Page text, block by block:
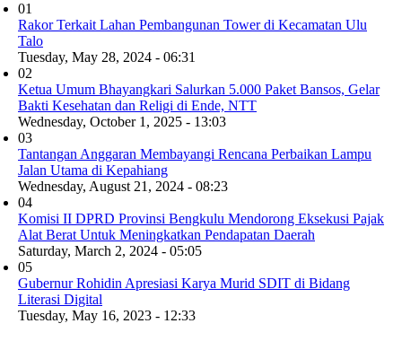
01
Rakor Terkait Lahan Pembangunan Tower di Kecamatan Ulu
Talo
Tuesday, May 28, 2024 - 06:31
02
Ketua Umum Bhayangkari Salurkan 5.000 Paket Bansos, Gelar
Bakti Kesehatan dan Religi di Ende, NTT
Wednesday, October 1, 2025 - 13:03
03
Tantangan Anggaran Membayangi Rencana Perbaikan Lampu
Jalan Utama di Kepahiang
Wednesday, August 21, 2024 - 08:23
04
Komisi II DPRD Provinsi Bengkulu Mendorong Eksekusi Pajak
Alat Berat Untuk Meningkatkan Pendapatan Daerah
Saturday, March 2, 2024 - 05:05
05
Gubernur Rohidin Apresiasi Karya Murid SDIT di Bidang
Literasi Digital
Tuesday, May 16, 2023 - 12:33